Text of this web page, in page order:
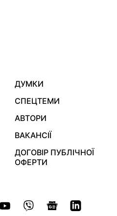
ДУМКИ
СПЕЦТЕМИ
АВТОРИ
ВАКАНСІЇ
ДОГОВІР ПУБЛІЧНОЇ
ОФЕРТИ